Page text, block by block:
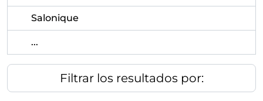
Salonique
...
Filtrar los resultados por: